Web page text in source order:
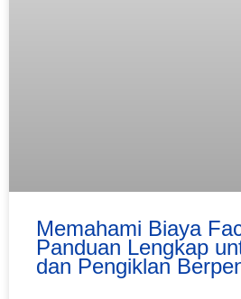
Memahami Biaya
Panduan Lengkap
dan Pengiklan